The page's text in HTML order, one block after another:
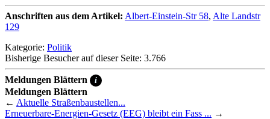
Anschriften aus dem Artikel: Albert-Einstein-Str 58, Alte Landstr
129
Kategorie: Politik
Bisherige Besucher auf dieser Seite: 3.766
Meldungen Blättern i
Meldungen Blättern
← Aktuelle Straßenbaustellen...
Erneuerbare-Energien-Gesetz (EEG) bleibt ein Fass ... →